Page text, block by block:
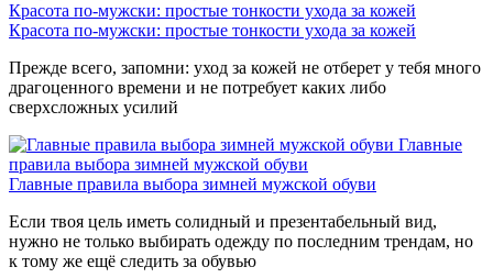
Красота по-мужски: простые тонкости ухода за кожей
Красота по-мужски: простые тонкости ухода за кожей
Прежде всего, запомни: уход за кожей не отберет у тебя много
драгоценного времени и не потребует каких либо
сверхсложных усилий
Главные
правила выбора зимней мужской обуви
Главные правила выбора зимней мужской обуви
Если твоя цель иметь солидный и презентабельный вид,
нужно не только выбирать одежду по последним трендам, но
к тому же ещё следить за обувью